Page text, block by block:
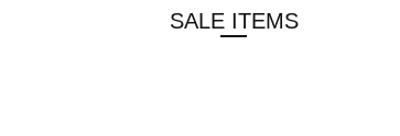
SALE ITEMS